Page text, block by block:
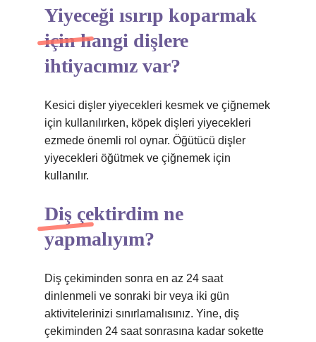
Yiyeceği ısırıp koparmak
için hangi dişlere
ihtiyacımız var?
Kesici dişler yiyecekleri kesmek ve çiğnemek
için kullanılırken, köpek dişleri yiyecekleri
ezmede önemli rol oynar. Öğütücü dişler
yiyecekleri öğütmek ve çiğnemek için
kullanılır.
Diş çektirdim ne
yapmalıyım?
Diş çekiminden sonra en az 24 saat
dinlenmeli ve sonraki bir veya iki gün
aktivitelerinizi sınırlamalısınız. Yine, diş
çekiminden 24 saat sonrasına kadar sokette